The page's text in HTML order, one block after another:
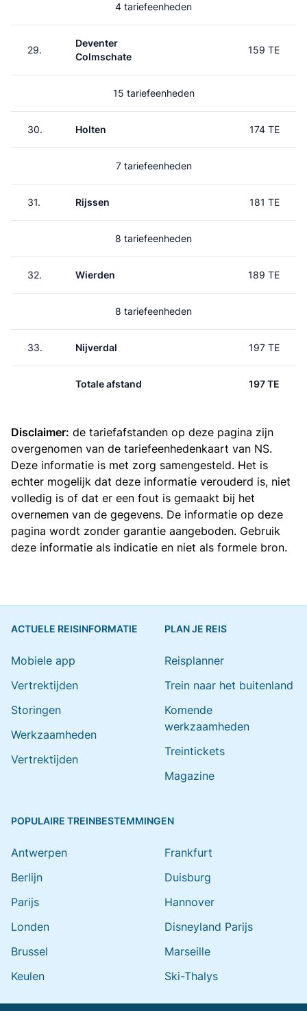
4 tariefeenheden
29.
Deventer
Colmschate
159 TE
15 tariefeenheden
30. Holten 174 TE
7 tariefeenheden
31. Rijssen 181 TE
8 tariefeenheden
32. Wierden 189 TE
8 tariefeenheden
33. Nijverdal 197 TE
Totale afstand 197 TE
Disclaimer: de tariefafstanden op deze pagina zijn
overgenomen van de tariefeenhedenkaart van NS.
Deze informatie is met zorg samengesteld. Het is
echter mogelijk dat deze informatie verouderd is, niet
volledig is of dat er een fout is gemaakt bij het
overnemen van de gegevens. De informatie op deze
pagina wordt zonder garantie aangeboden. Gebruik
deze informatie als indicatie en niet als formele bron.
ACTUELE REISINFORMATIE
Mobiele app
Vertrektijden
Storingen
Werkzaamheden
Vertrektijden
PLAN JE REIS
Reisplanner
Trein naar het buitenland
Komende
werkzaamheden
Treintickets
Magazine
POPULAIRE TREINBESTEMMINGEN
Antwerpen
Berlijn
Parijs
Londen
Brussel
Keulen
Frankfurt
Duisburg
Hannover
Disneyland Parijs
Marseille
Ski-Thalys